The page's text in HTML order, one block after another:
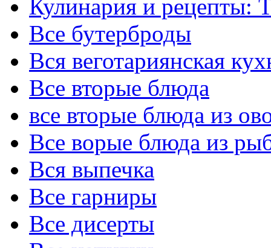
Кулинария и рецепты:
Все бутерброды
Вся веготариянская
Все вторые блюда
все вторые блюда из
Все ворые блюда из
Вся выпечка
Все гарниры
Все дисерты